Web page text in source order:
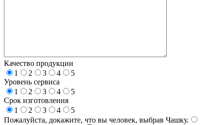
Качество продукции
1
2 3 4
5
Уровень сервиса
1
2 3 4
5
Срок изготовления
1
2 3 4
5
Пожалуйста, докажите, что вы человек, выбрав Чашку.